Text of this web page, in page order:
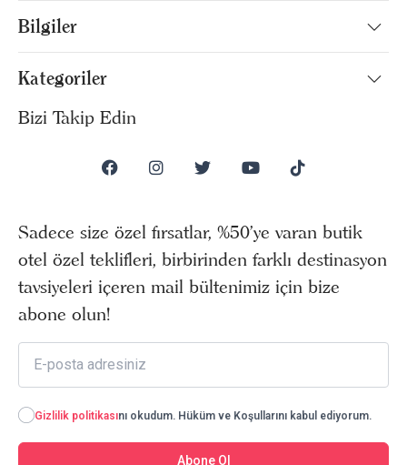
Bilgiler
Kategoriler
Bizi Takip Edin
Sadece size özel fırsatlar, %50’ye varan butik
otel özel teklifleri, birbirinden farklı destinasyon
tavsiyeleri içeren mail bültenimiz için bize
abone olun!
Gizlilik politikasını okudum. Hüküm ve Koşullarını kabul ediyorum.
Abone Ol